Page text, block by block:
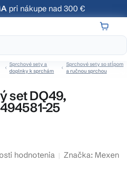
pri nákupe nad 300 €
Sprchové sety a
doplnky k sprchám
Sprchové sety so stĺpom
a ručnou sprchou
set DQ49,
25
hodnotenia Značka: Mexen